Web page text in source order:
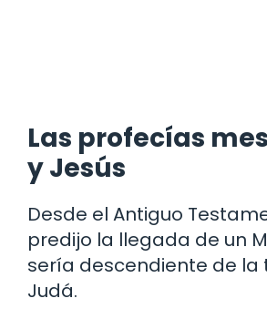
Las profecías
y Jesús
Desde el Antiguo
predijo la llegada de un
sería descendiente de la
Judá.